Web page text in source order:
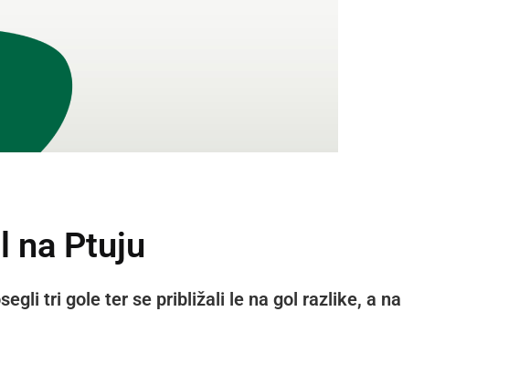
na Ptuju
tri gole ter se približali le na gol razlike, a na